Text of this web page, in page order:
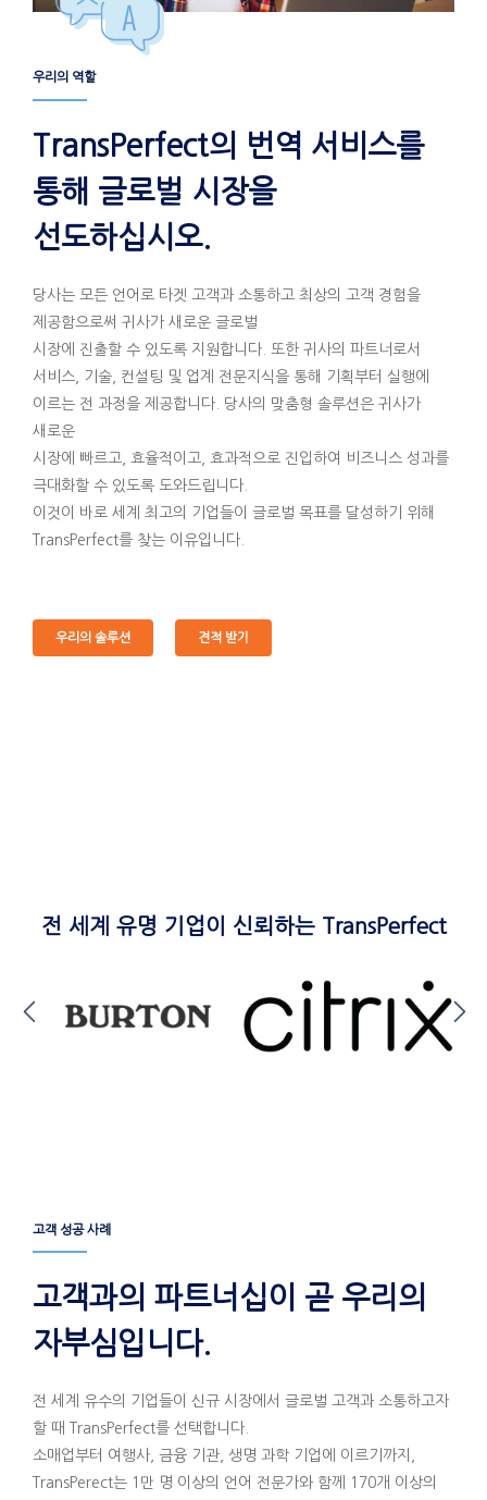
우리의 역할
TransPerfect의 번역 서비스를
통해 글로벌 시장을
선도하십시오.
당사는 모든 언어로 타겟 고객과 소통하고 최상의 고객 경험을
제공함으로써 귀사가 새로운 글로벌
시장에 진출할 수 있도록 지원합니다. 또한 귀사의 파트너로서
서비스, 기술, 컨설팅 및 업계 전문지식을 통해 기획부터 실행에
이르는 전 과정을 제공합니다. 당사의 맞춤형 솔루션은 귀사가
새로운
시장에 빠르고, 효율적이고, 효과적으로 진입하여 비즈니스 성과를
극대화할 수 있도록 도와드립니다.
이것이 바로 세계 최고의 기업들이 글로벌 목표를 달성하기 위해
TransPerfect를 찾는 이유입니다.
우리의 솔루션 견적 받기
전 세계 유명 기업이 신뢰하는 TransPerfect
고객 성공 사례
고객과의 파트너십이 곧 우리의
자부심입니다.
전 세계 유수의 기업들이 신규 시장에서 글로벌 고객과 소통하고자
할 때 TransPerfect를 선택합니다.
소매업부터 여행사, 금융 기관, 생명 과학 기업에 이르기까지,
TransPerect는 1만 명 이상의 언어 전문가와 함께 170개 이상의